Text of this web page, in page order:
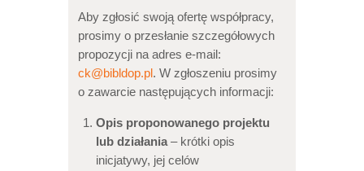
Aby zgłosić swoją ofertę współpracy,
prosimy o przesłanie szczegółowych
propozycji na adres e-mail:
ck@bibldop.pl . W zgłoszeniu prosimy
o zawarcie następujących informacji:
Opis proponowanego projektu
lub działania – krótki opis
inicjatywy, jej celów